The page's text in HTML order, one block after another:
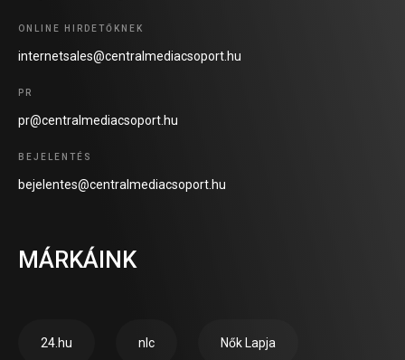
ONLINE HIRDETŐKNEK
internetsales@centralmediacsoport.hu
PR
pr@centralmediacsoport.hu
BEJELENTÉS
bejelentes@centralmediacsoport.hu
MÁRKÁINK
24.hu nlc Nők Lapja